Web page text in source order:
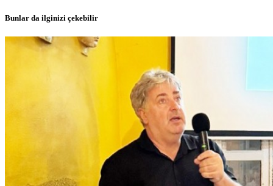
Bunlar da ilginizi çekebilir